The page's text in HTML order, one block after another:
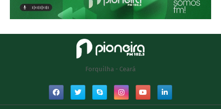
Forquilha - Ceará